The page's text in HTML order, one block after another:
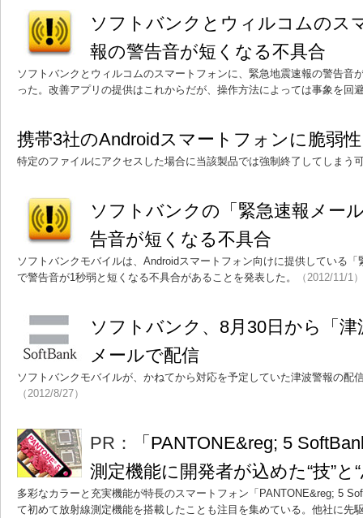
ソフトバンクとウィルコムのス
報の警告音が短くなる不具合
ソフトバンクとウィルコムのスマートフォンに、緊急地震速報の警告音
った。改善アプリの提供はこれからだが、操作方法によっては事象を回
携帯3社のAndroidスマートフォンに脆弱
特定のファイルにアクセスした場合に当該製品では強制終了してしまう
ソフトバンクの「緊急速報メー
告音が短くなる不具合
ソフトバンクモバイルは、Androidスマートフォン向けに提供している
で警告音が1秒弱と短くなる不具合があることを発表した。
（2012/11/1）
ソフトバンク、8月30日から「
メールで配信
ソフトバンクモバイルが、かねてから対応を予定していた津波警報の配
（2012/8/27）
PR：
「PANTONE&reg; 5
測定機能に開発者が込めた“技”と
多彩なカラーと充実機能が特長のスマートフォン「PANTONE&reg; 5
て初めて放射線測定機能を搭載したことも注目を集めている。他社に先